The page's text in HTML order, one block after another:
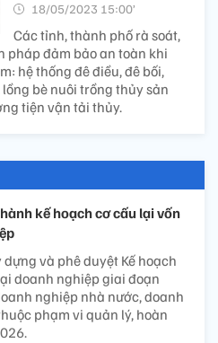
18/05/2023 15:00’
Các tỉnh, thành phố rà soát,
pháp đảm bảo an toàn khi
hệ thống đê điều, đê bối,
bè nuôi trồng thủy sản
tiện vận tải thủy.
kế hoạch cơ cấu lại vốn
và phê duyệt Kế hoạch
doanh nghiệp giai đoạn
nghiệp nhà nước, doanh
phạm vi quản lý, hoàn